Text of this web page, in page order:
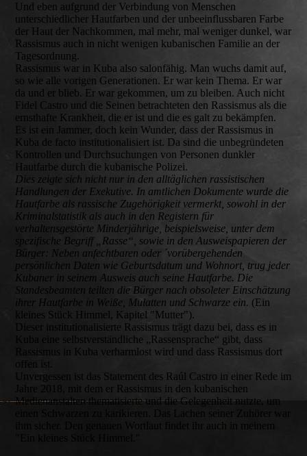
Und eben aufgrund der Verbindung von Menschen
unterschiedlicher Hautfarben und der unbeeinflussbaren Farbe
der Haut der Nachkommen, mal mehr, mal weniger dunkel, war
Rassismus auch in nicht wenigen kubanischen Familie an der
Tagesordnung.
Rassismus war in Kuba also salonfähig. Man wuchs damit auf,
so wie alle vorigen Generationen. Er war kein Thema. Er war
da und er blieb. Er war gekommen, um zu bleiben. Auch nicht
Fidel Castro und die Seinen betrachteten den Rassismus als die
ernsthafte Krankheit, die er ist und die es galt zu bekämpfen.
Es ist ein Jammer, doch kein Wunder, dass der Rassismus in
Kuba de facto institutionalisiert ist. Da sind die unbegründeten
Kontrollen und Durchsuchungen von Personen dunkler
Hautfarbe durch die kubanische Polizei.
Dies zeigte sich nicht nur in den alltäglichen rassistischen
Handlungen der Exekutive. In amtlichen Dokumente wurde die
Hautfarbe als rassische Zugehörigkeit vermerkt, sowohl in der
Kriminalstatistik als auch in den Registern für
verhaltensgestörte Minderjährige, beispielsweise, unter dem
spezifische Begriff „Rasse“, sowie in den Ausweispapieren der
Bürger: Neben anfechtbaren oder ´vorübergehenden
persönlichen Daten wie Geburtsdatum und Wohnort, trug jeder
Kubaner in seinem Ausweis auch seine Hautfarbe. Die
Standesbeamten teilten die Bürger nach obsoleter Einschätzung
ihrer Hautfarbe in Weiße, Mulatten und Schwarze ein. (Ein
kleines Stück Himmel, Kapitel "Mutter").
Dieser institutionalisierte Rassismus trägt dazu bei, dass es in
Kuba eine selbstverständliche „Rassensprache“ gibt, dass
Rassismus in Kuba verharmlost wird und dass Rassismus dort
offen ist.
Unvergessen ist das Statement des Raúl Castro in einer Rede im
Jahre 2018, mit dem er Rassismus in den kubanischen
Medienanstalten thematisierte und die Gelegenheit nutzte, um
einen Schwarzen zu karikieren. Das Lachen seiner Zuhörer war
ihm sicher. Den genauen Wortlaut findet ihr auch in meinem